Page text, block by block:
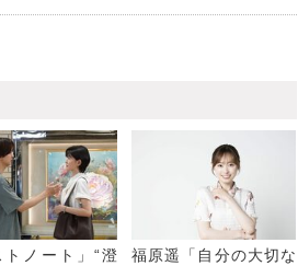
トノート」“澄
福原遥「自分の大切な